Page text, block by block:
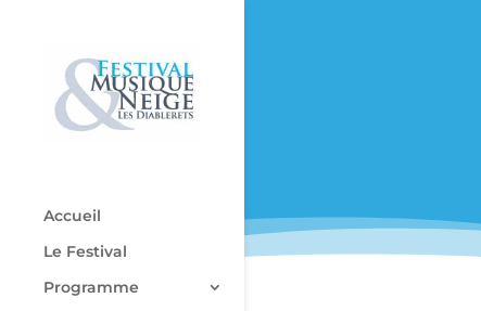
Accueil
Le Festival
Programme